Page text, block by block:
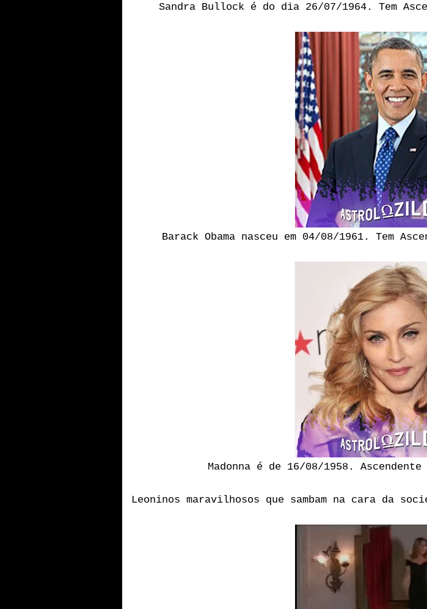
Sandra Bullock é do dia 26/07/1964. Tem
Barack Obama nasceu em 04/08/1961. Tem
Madonna é de 16/08/1958.
Leoninos maravilhosos que sambam na cara da